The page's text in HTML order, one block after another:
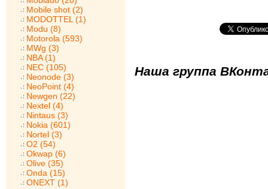
Mobile shot (2)
MODOTTEL (1)
Modu (8)
Motorola (593)
MWg (3)
NBA (1)
NEC (105)
Neonode (3)
NeoPoint (4)
Newgen (22)
Nextel (4)
Nintaus (3)
Nokia (601)
Nortel (3)
O2 (54)
Okwap (6)
Olive (35)
Onda (15)
ONEXT (1)
Наша группа